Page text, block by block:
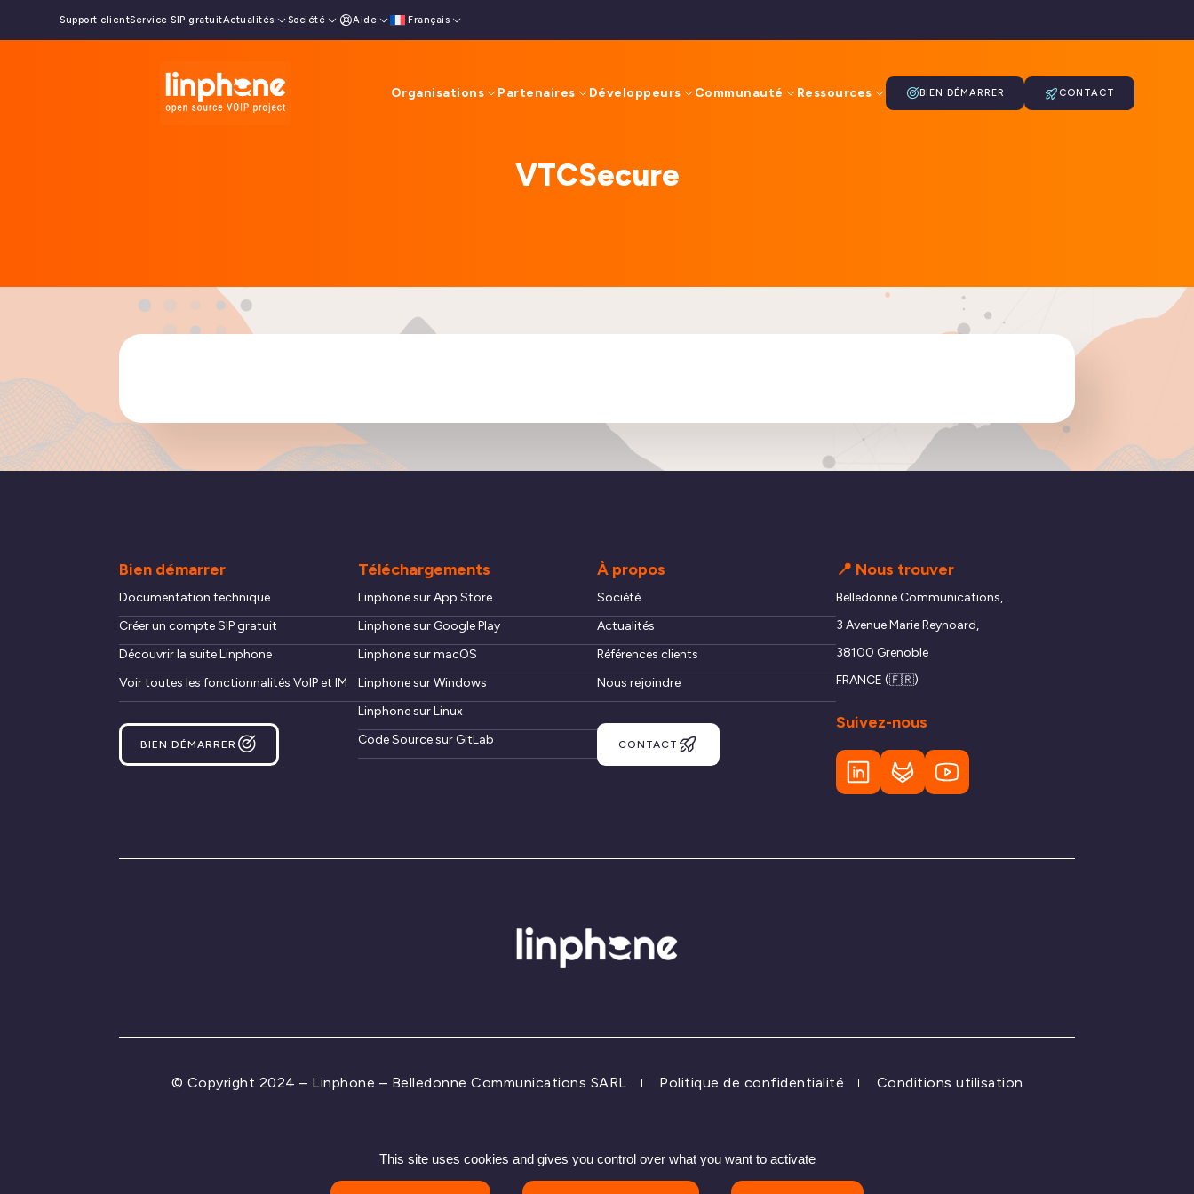
Support clientService SIP gratuitActualités Société Aide Français
Organisations Partenaires Développeurs Communauté Ressources BIEN DÉMARRER CONTACT
VTCSecure
Bien démarrer
Documentation technique
Créer un compte SIP gratuit
Découvrir la suite Linphone
Voir toutes les fonctionnalités VoIP et IM
BIEN DÉMARRER
Téléchargements
Linphone sur App Store
Linphone sur Google Play
Linphone sur macOS
Linphone sur Windows
Linphone sur Linux
Code Source sur GitLab
À propos
Société
Actualités
Références clients
Nous rejoindre
CONTACT
📍 Nous trouver
Belledonne Communications,
3 Avenue Marie Reynoard,
38100 Grenoble
FRANCE (🇫🇷)
Suivez-nous
© Copyright 2024 – Linphone – Belledonne Communications SARL Politique de confidentialité Conditions utilisation
This site uses cookies and gives you control over what you want to activate